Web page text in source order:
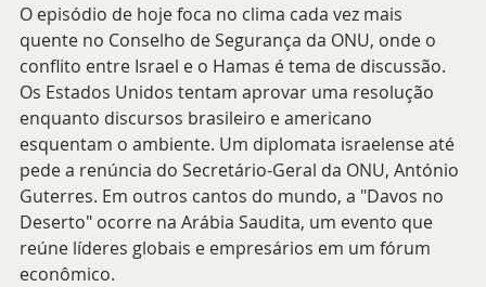
O episódio de hoje foca no clima cada vez mais
quente no Conselho de Segurança da ONU, onde o
conflito entre Israel e o Hamas é tema de discussão.
Os Estados Unidos tentam aprovar uma resolução
enquanto discursos brasileiro e americano
esquentam o ambiente. Um diplomata israelense até
pede a renúncia do Secretário-Geral da ONU, António
Guterres. Em outros cantos do mundo, a "Davos no
Deserto" ocorre na Arábia Saudita, um evento que
reúne líderes globais e empresários em um fórum
econômico.